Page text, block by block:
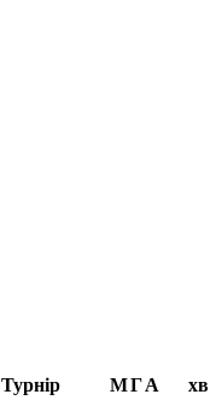
Турнір МГА хв